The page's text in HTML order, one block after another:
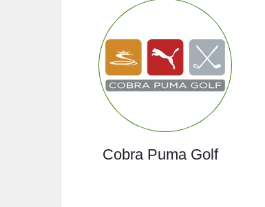
Cobra Puma Golf